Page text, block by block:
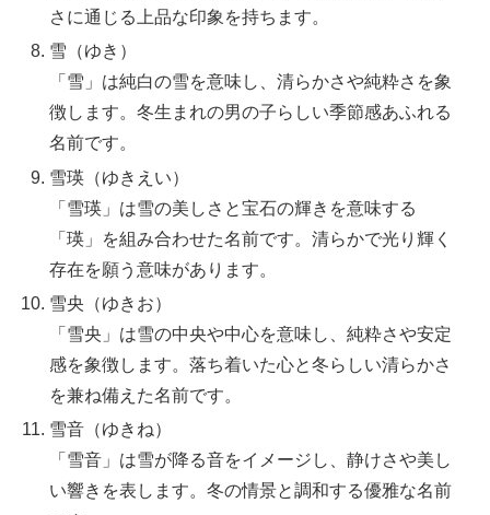
さに通じる上品な印象を持ちます。
雪（ゆき）
「雪」は純白の雪を意味し、清らかさや純粋さを象
徴します。冬生まれの男の子らしい季節感あふれる
名前です。
雪瑛（ゆきえい）
「雪瑛」は雪の美しさと宝石の輝きを意味する
「瑛」を組み合わせた名前です。清らかで光り輝く
存在を願う意味があります。
雪央（ゆきお）
「雪央」は雪の中央や中心を意味し、純粋さや安定
感を象徴します。落ち着いた心と冬らしい清らかさ
を兼ね備えた名前です。
雪音（ゆきね）
「雪音」は雪が降る音をイメージし、静けさや美し
い響きを表します。冬の情景と調和する優雅な名前